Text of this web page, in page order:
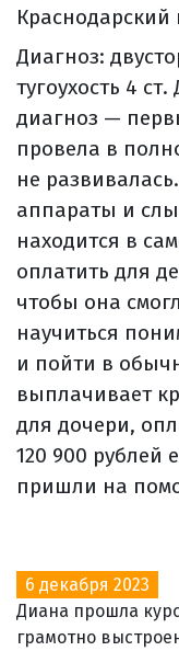
Краснодарский
Диагноз:
тугоухость 4
диагноз —
провела в
не
аппараты и
находится в
оплатить для
чтобы она
научиться
и пойти в
выплачивает
для дочери,
120 900 рублей
пришли на
6 декабря 2023
Диана прошла
грамотно